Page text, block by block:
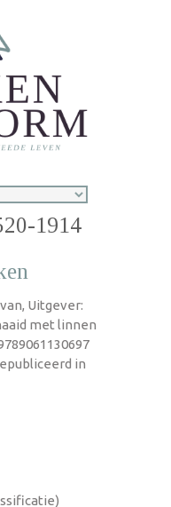
1914
Uitgever:
met linnen
in